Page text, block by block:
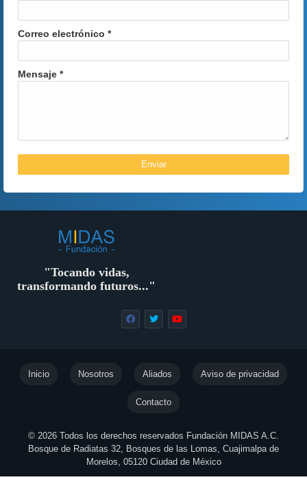
Correo electrónico *
Mensaje *
"Tocando vidas,
transformando futuros..."
© 2026 Todos los derechos reservados Fundación MIDAS A.C.
Bosque de Radiatas 32, Bosques de las Lomas, Cuajimalpa de
Morelos, 05120 Ciudad de México
Inicio Nosotros Aliados Aviso de privacidad
Contacto